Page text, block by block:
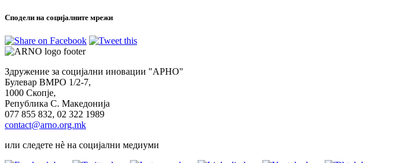
Сподели на социјалните мрежи
Здружение за социјални иновации "АРНО"
Булевар ВМРО 1/2-7,
1000 Скопје,
Република С. Македонија
077 855 832, 02 322 1989
contact@arno.org.mk
или следете нѐ на социјални медиуми